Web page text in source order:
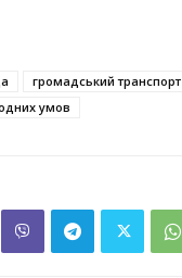
громадський транспорт
умов